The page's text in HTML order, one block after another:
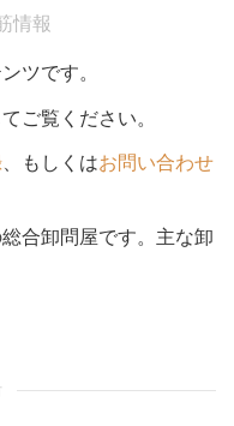
情報
ツです。
てご覧ください。
、もしくはお問い合わせ
合卸問屋です。主な卸